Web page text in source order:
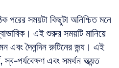
পরের সময়টা কিছুটা অনিশ্চিত মনে
এই শুরুর সময়টি মানিয়ে
এবং দৈনন্দিন রুটিনের জন্য। এই
পর্যবেক্ষণ এবং সমর্থন অত্যন্ত